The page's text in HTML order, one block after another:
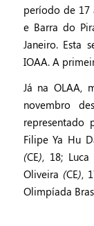
período de 17
e Barra do
Janeiro. Esta
IOAA. A
Já na OLAA,
novembro
representado
Filipe Ya Hu
(CE), 18;
Oliveira (CE),
Olimpíada